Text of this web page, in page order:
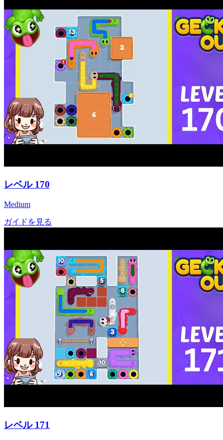
レベル 170
Medium
ガイドを見る
レベル 171